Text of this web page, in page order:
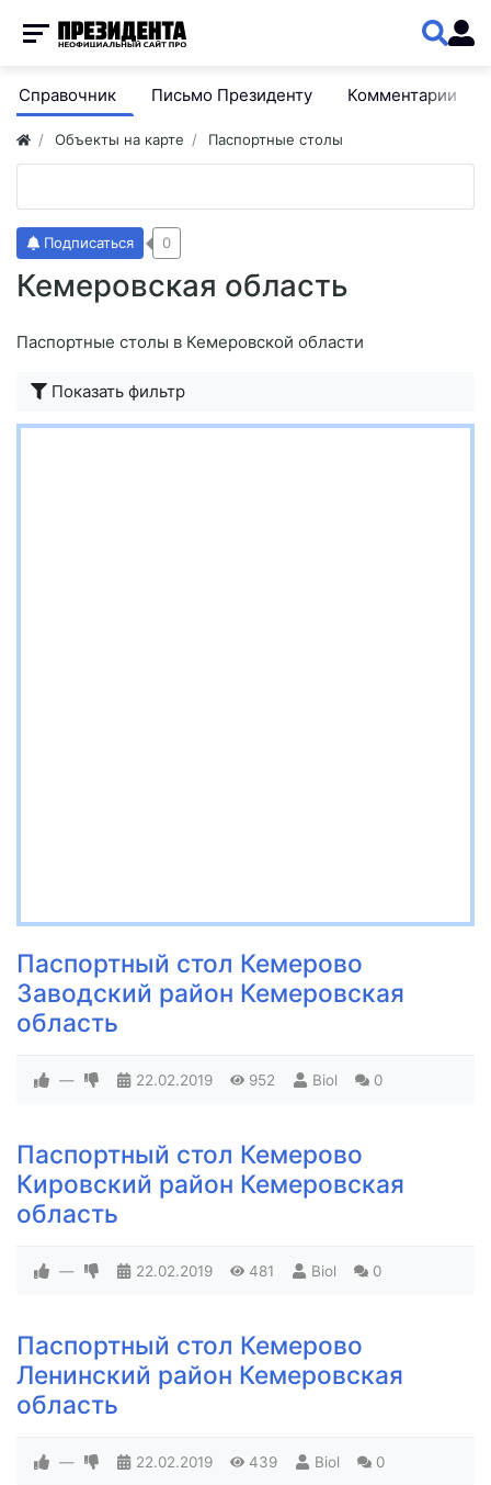
Справочник Письмо Президенту Комментарии
Объекты на карте Паспортные столы
Кемеровская область
Подписаться 0
Паспортные столы в Кемеровской области
Показать фильтр
Паспортный стол Кемерово
Заводский район Кемеровская
область
— 22.02.2019 952 Biol 0
Паспортный стол Кемерово
Кировский район Кемеровская
область
— 22.02.2019 481 Biol 0
Паспортный стол Кемерово
Ленинский район Кемеровская
область
— 22.02.2019 439 Biol 0